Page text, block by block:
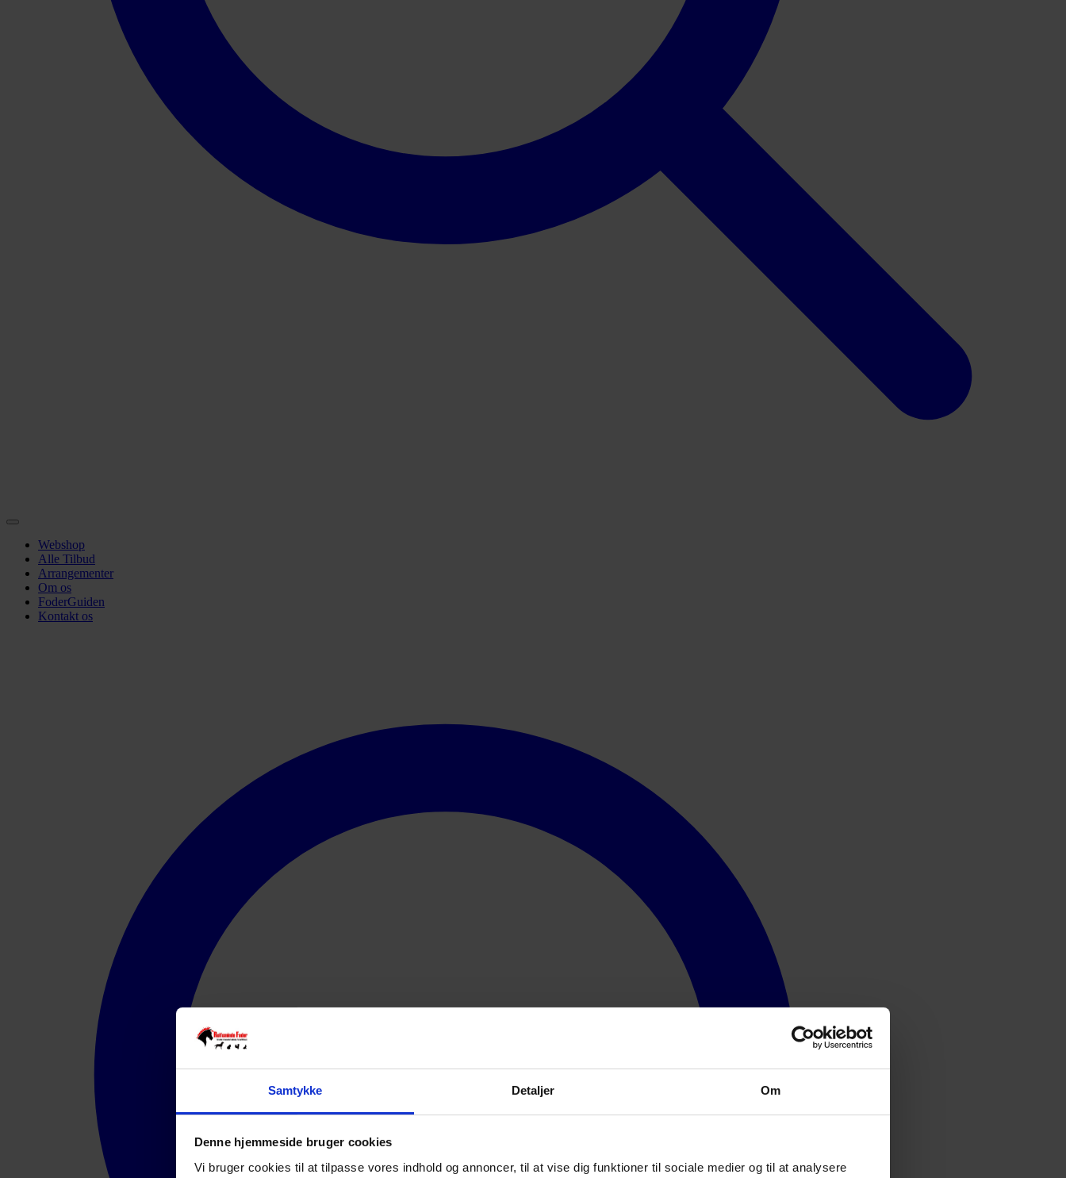
Samtykke Detaljer Om
Denne hjemmeside bruger cookies
Vi bruger cookies til at tilpasse vores indhold og annoncer, til at vise dig funktioner til sociale medier og til at analysere
Webshop
Alle Tilbud
Arrangementer
Om os
FoderGuiden
Kontakt os